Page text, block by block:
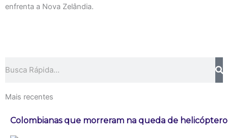
enfrenta a Nova Zelândia.
Mais recentes
Colombianas que morreram na queda de